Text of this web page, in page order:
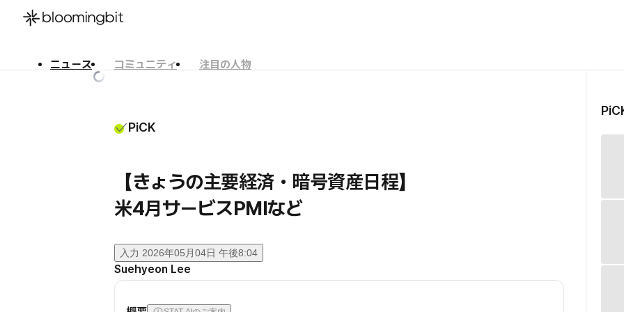
ニュース コミュニティ
注目の人物
PiCK
【きょうの主要経済・暗号資産日程】
米4月サービスPMIなど
入力 2026年05月04日 午後8:04
Suehyeon Lee